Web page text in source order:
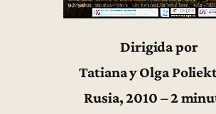
Dirigida por
Tatiana y Olga
Rusia, 2010 – 2